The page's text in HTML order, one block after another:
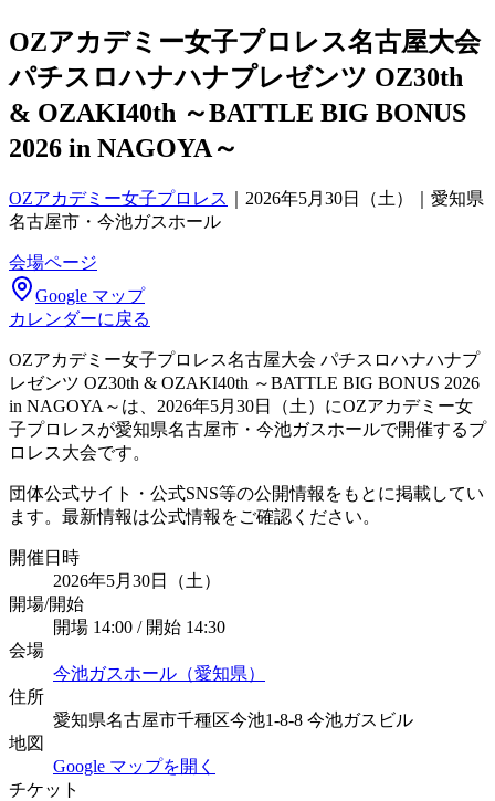
OZアカデミー女子プロレス名古屋大会
パチスロハナハナプレゼンツ OZ30th
& OZAKI40th ～BATTLE BIG BONUS
2026 in NAGOYA～
OZアカデミー女子プロレス
2026年5月30日（土）｜愛知県
名古屋市・今池ガスホール
会場ページ
Google マップ
カレンダーに戻る
OZアカデミー女子プロレス名古屋大会 パチスロハナハナプ
レゼンツ OZ30th & OZAKI40th ～BATTLE BIG BONUS 2026
in NAGOYA～は、2026年5月30日（土）にOZアカデミー女
子プロレスが愛知県名古屋市・今池ガスホールで開催するプ
ロレス大会です。
団体公式サイト・公式SNS等の公開情報をもとに掲載してい
ます。最新情報は公式情報をご確認ください。
開催日時
2026年5月30日（土）
開場/開始
開場 14:00 / 開始 14:30
会場
今池ガスホール（愛知県）
住所
愛知県名古屋市千種区今池1-8-8 今池ガスビル
地図
Google マップを開く
チケット